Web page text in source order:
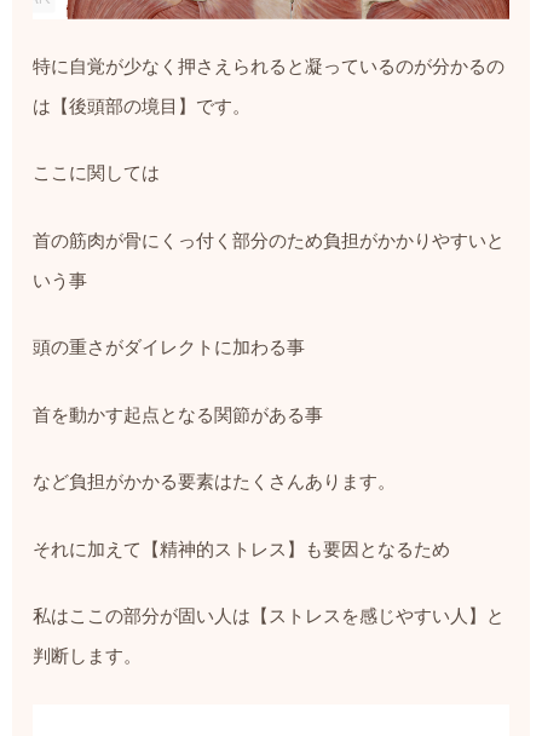
特に自覚が少なく押さえられると凝っているのが分かるの
は【後頭部の境目】です。
ここに関しては
首の筋肉が骨にくっ付く部分のため負担がかかりやすいと
いう事
頭の重さがダイレクトに加わる事
首を動かす起点となる関節がある事
など負担がかかる要素はたくさんあります。
それに加えて【精神的ストレス】も要因となるため
私はここの部分が固い人は【ストレスを感じやすい人】と
判断します。